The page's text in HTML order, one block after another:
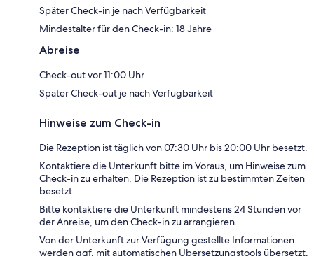
Später Check-in je nach Verfügbarkeit
Mindestalter für den Check-in: 18 Jahre
Abreise
Check-out vor 11:00 Uhr
Später Check-out je nach Verfügbarkeit
Hinweise zum Check-in
Die Rezeption ist täglich von 07:30 Uhr bis 20:00 Uhr besetzt.
Kontaktiere die Unterkunft bitte im Voraus, um Hinweise zum
Check-in zu erhalten. Die Rezeption ist zu bestimmten Zeiten
besetzt.
Bitte kontaktiere die Unterkunft mindestens 24 Stunden vor
der Anreise, um den Check-in zu arrangieren.
Von der Unterkunft zur Verfügung gestellte Informationen
werden ggf. mit automatischen Übersetzungstools übersetzt.